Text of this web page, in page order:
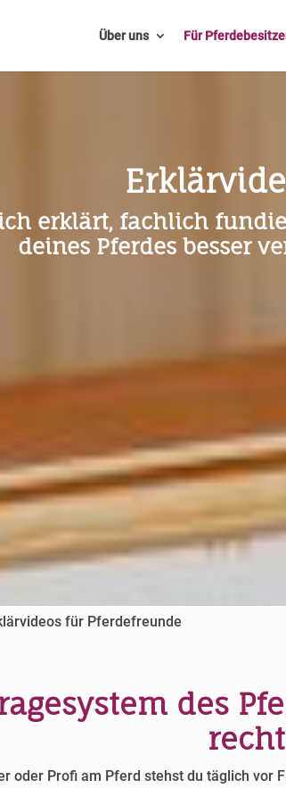
Über uns Für
erklärt, fachlich
deines Pferdes besser
für Pferdefreunde
des
oder Profi am Pferd stehst du täglich vor